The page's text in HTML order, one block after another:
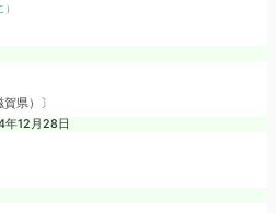
県）〕
年12月28日